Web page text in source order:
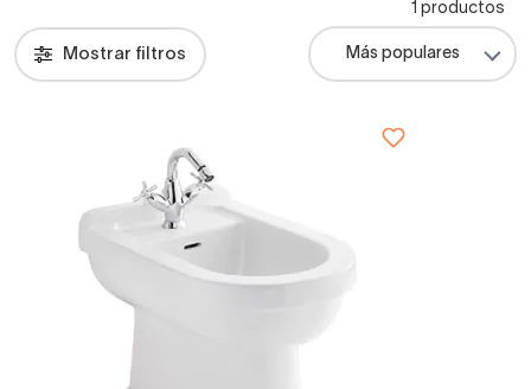
Mostrar filtros
1 productos